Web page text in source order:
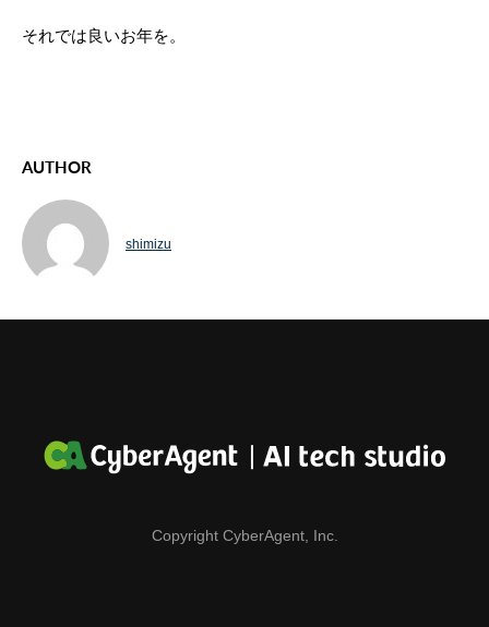
それでは良いお年を。
AUTHOR
shimizu
Copyright CyberAgent, Inc.